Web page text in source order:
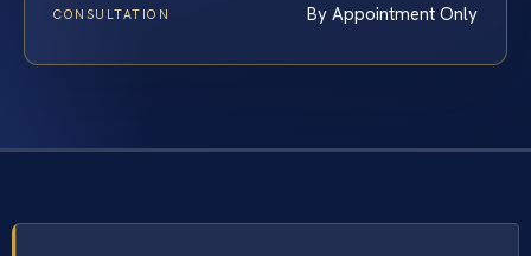
CONSULTATION By Appointment Only